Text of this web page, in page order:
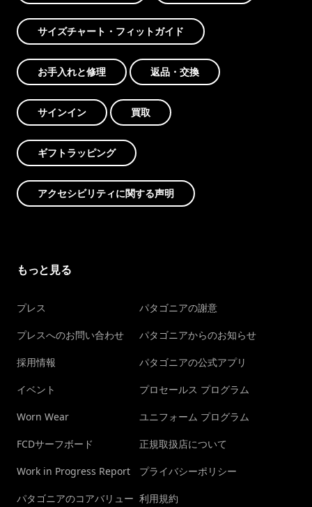
サイズチャート・フィットガイド
お手入れと修理 返品・交換
サインイン 買取
ギフトラッピング
アクセシビリティに関する声明
もっと見る
プレス
プレスへのお問い合わせ
採用情報
イベント
Worn Wear
FCDサーフボード
Work in Progress Report
パタゴニアのコアバリュー
パタゴニアの謝意
パタゴニアからのお知らせ
パタゴニアの公式アプリ
プロセールス プログラム
ユニフォーム プログラム
正規取扱店について
プライバシーポリシー
利用規約